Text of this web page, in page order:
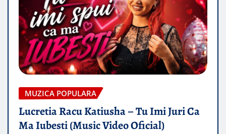
MUZICA POPULARA
Lucretia Racu Katiusha – Tu Imi Juri Ca
Ma Iubesti (Music Video Oficial)